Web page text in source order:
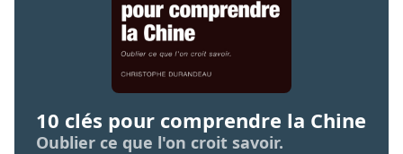
10 clés pour comprendre la Chine
Oublier ce que l'on croit savoir.